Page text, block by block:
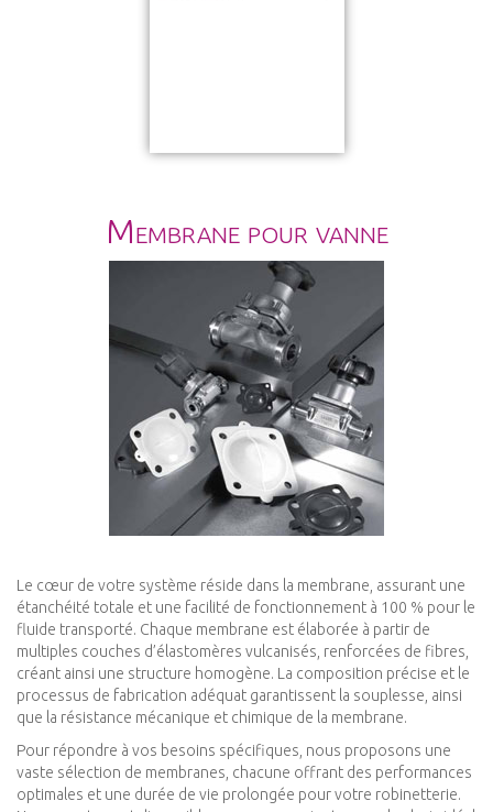
Membrane pour vanne
Le cœur de votre système réside dans la membrane, assurant une
étanchéité totale et une facilité de fonctionnement à 100 % pour le
fluide transporté. Chaque membrane est élaborée à partir de
multiples couches d’élastomères vulcanisés, renforcées de fibres,
créant ainsi une structure homogène. La composition précise et le
processus de fabrication adéquat garantissent la souplesse, ainsi
que la résistance mécanique et chimique de la membrane.
Pour répondre à vos besoins spécifiques, nous proposons une
vaste sélection de membranes, chacune offrant des performances
optimales et une durée de vie prolongée pour votre robinetterie.